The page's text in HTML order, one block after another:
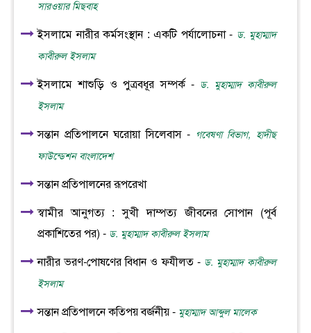
সারওয়ার মিছবাহ
ইসলামে নারীর কর্মসংস্থান : একটি পর্যালোচনা - ড. মুহাম্মাদ
কাবীরুল ইসলাম
ইসলামে শাশুড়ি ও পুত্রবধূর সম্পর্ক - ড. মুহাম্মাদ কাবীরুল
ইসলাম
সন্তান প্রতিপালনে ঘরোয়া সিলেবাস - গবেষণা বিভাগ, হাদীছ
ফাউন্ডেশন বাংলাদেশ
সন্তান প্রতিপালনের রূপরেখা
স্বামীর আনুগত্য : সুখী দাম্পত্য জীবনের সোপান (পূর্ব
প্রকাশিতের পর) - ড. মুহাম্মাদ কাবীরুল ইসলাম
নারীর ভরণ-পোষণের বিধান ও ফযীলত - ড. মুহাম্মাদ কাবীরুল
ইসলাম
সন্তান প্রতিপালনে কতিপয় বর্জনীয় - মুহাম্মাদ আব্দুল মালেক